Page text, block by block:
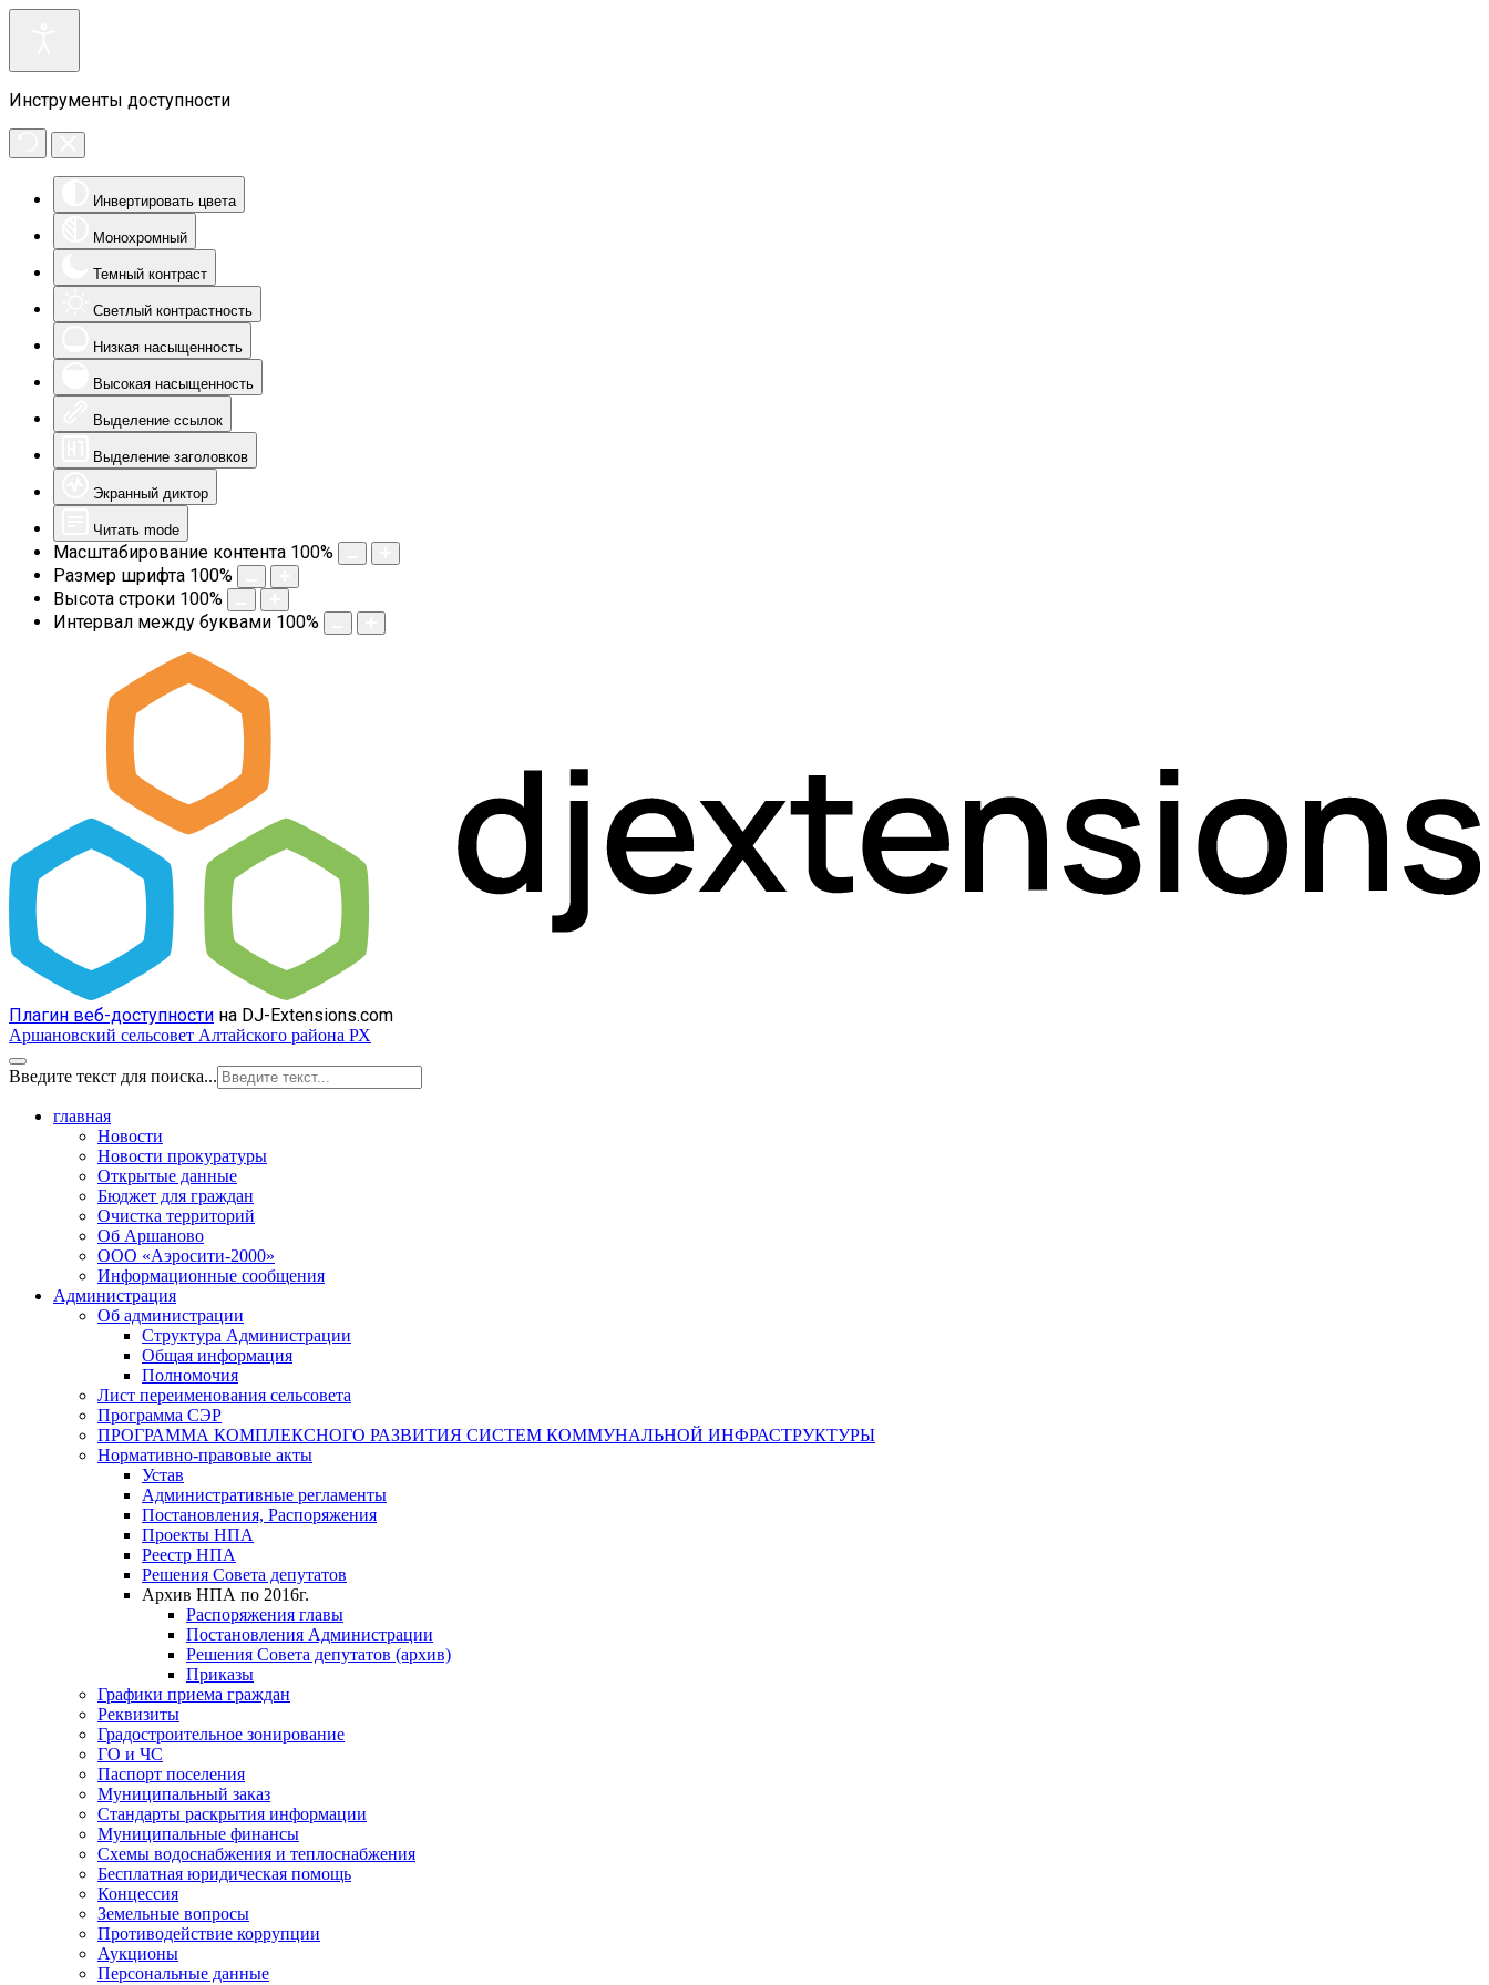
Инструменты доступности
Инвертировать цвета
Монохромный
Темный контраст
Светлый контрастность
Низкая насыщенность
Высокая насыщенность
Выделение ссылок
Выделение заголовков
Экранный диктор
Читать mode
Масштабирование контента 100%
Размер шрифта 100%
Высота строки 100%
Интервал между буквами 100%
Плагин веб-доступности на DJ-Extensions.com
Аршановский сельсовет Алтайского района РХ
Введите текст для поиска...
главная
Новости
Новости прокуратуры
Открытые данные
Бюджет для граждан
Очистка территорий
Об Аршаново
ООО «Аэросити-2000»
Информационные сообщения
Администрация
Об администрации
Структура Администрации
Общая информация
Полномочия
Лист переименования сельсовета
Программа СЭР
ПРОГРАММА КОМПЛЕКСНОГО РАЗВИТИЯ СИСТЕМ КОММУНАЛЬНОЙ ИНФРАСТРУКТУРЫ
Нормативно-правовые акты
Устав
Административные регламенты
Постановления, Распоряжения
Проекты НПА
Реестр НПА
Решения Совета депутатов
Архив НПА по 2016г.
Распоряжения главы
Постановления Администрации
Решения Совета депутатов (архив)
Приказы
Графики приема граждан
Реквизиты
Градостроительное зонирование
ГО и ЧС
Паспорт поселения
Муниципальный заказ
Стандарты раскрытия информации
Муниципальные финансы
Схемы водоснабжения и теплоснабжения
Бесплатная юридическая помощь
Концессия
Земельные вопросы
Противодействие коррупции
Аукционы
Персональные данные